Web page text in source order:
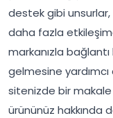
destek gibi
daha fazla
markanızla
gelmesine
sitenizde bir
ürününüz hakkında